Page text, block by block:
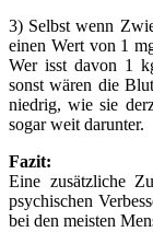
3) Selbst wenn
einen Wert von 1
Wer isst davon 1
sonst wären die
niedrig, wie sie
sogar weit darunter.
Fazit:
Eine zusätzliche
psychischen
bei den meisten